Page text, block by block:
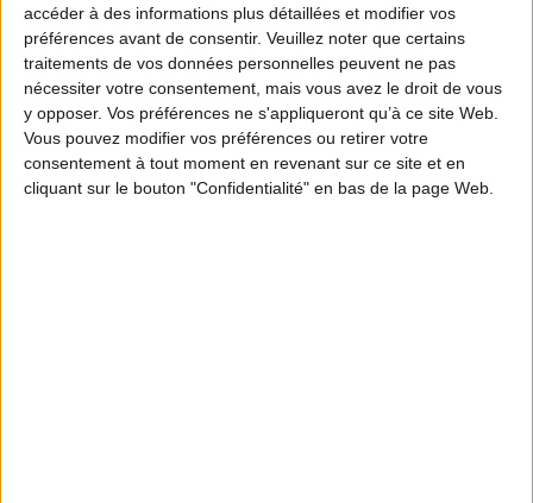
accéder à des informations plus détaillées et modifier vos
préférences avant de consentir. Veuillez noter que certains
traitements de vos données personnelles peuvent ne pas
nécessiter votre consentement, mais vous avez le droit de vous
y opposer. Vos préférences ne s'appliqueront qu’à ce site Web.
Vous pouvez modifier vos préférences ou retirer votre
consentement à tout moment en revenant sur ce site et en
cliquant sur le bouton "Confidentialité" en bas de la page Web.